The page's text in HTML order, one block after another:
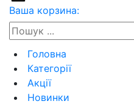
Ваша корзина:
Головна
Категорії
Акції
Новинки